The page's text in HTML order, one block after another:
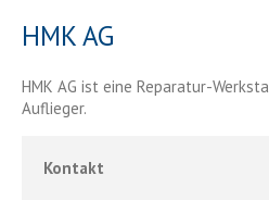
HMK AG
HMK AG ist eine Reparatur-
Auflieger.
Kontakt